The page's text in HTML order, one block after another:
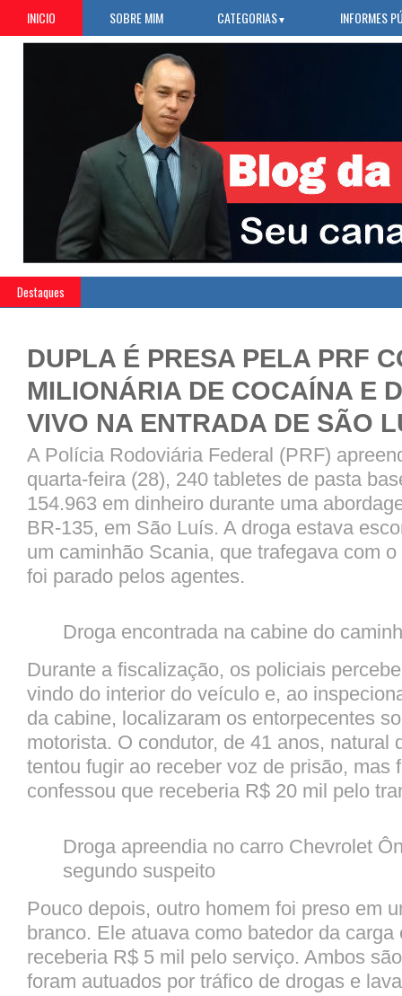
INICIO SOBRE MIM CATEGORIAS▼ INFORMES
Destaques
DUPLA É PRESA PELA PRF
MILIONÁRIA DE COCAÍNA E
VIVO NA ENTRADA DE SÃO
A Polícia Rodoviária Federal (PRF)
quarta-feira (28), 240 tabletes de pasta
154.963 em dinheiro durante uma
BR-135, em São Luís. A droga estava
um caminhão Scania, que trafegava com
foi parado pelos agentes.
Droga encontrada na cabine do
Durante a fiscalização, os policiais
vindo do interior do veículo e, ao
da cabine, localizaram os entorpecentes
motorista. O condutor, de 41 anos, natural
tentou fugir ao receber voz de prisão, mas
confessou que receberia R$ 20 mil pelo
Droga apreendia no carro Chevrolet
segundo suspeito
Pouco depois, outro homem foi preso em
branco. Ele atuava como batedor da carga
receberia R$ 5 mil pelo serviço. Ambos
foram autuados por tráfico de drogas e